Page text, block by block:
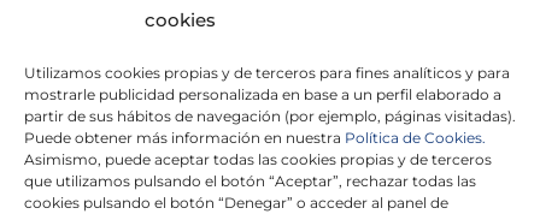
cookies
Utilizamos cookies propias y de terceros para fines analíticos y para
mostrarle publicidad personalizada en base a un perfil elaborado a
partir de sus hábitos de navegación (por ejemplo, páginas visitadas).
Puede obtener más información en nuestra Política de Cookies.
Asimismo, puede aceptar todas las cookies propias y de terceros
que utilizamos pulsando el botón “Aceptar”, rechazar todas las
cookies pulsando el botón “Denegar” o acceder al panel de
He leído y acepto laPolítica de Privacidad